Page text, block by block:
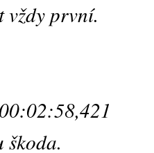
vždy první.
škoda.